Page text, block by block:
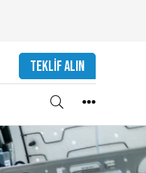
TEKLIF ALIN